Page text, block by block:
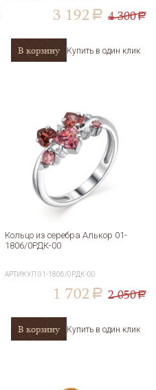
3 192 a 4 300a
В корзину Купить в один клик
Кольцо из серебра Алькор 01-
1806/0РДК-00
АРТИКУЛ01-1806/0РДК-00
1 702 a 2 050a
В корзину Купить в один клик